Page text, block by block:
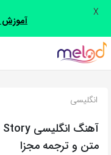
اشتراک
با
روش‌های
زیر
انگلیسی
متن و ترجمه مجزا
آموزش
X